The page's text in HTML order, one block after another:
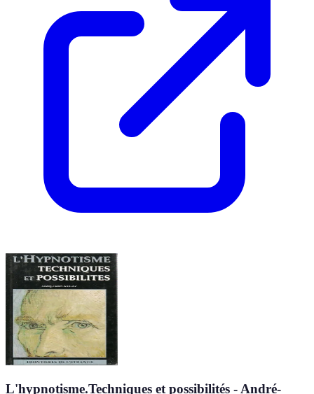
L'hypnotisme.Techniques et possibilités - André-